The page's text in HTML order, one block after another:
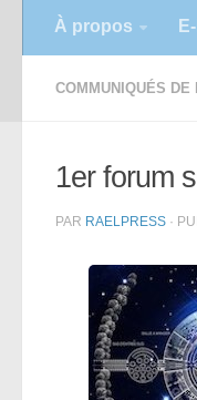
À propos
COMMUNIQUÉS DE
1er forum
PAR RAELPRESS ·